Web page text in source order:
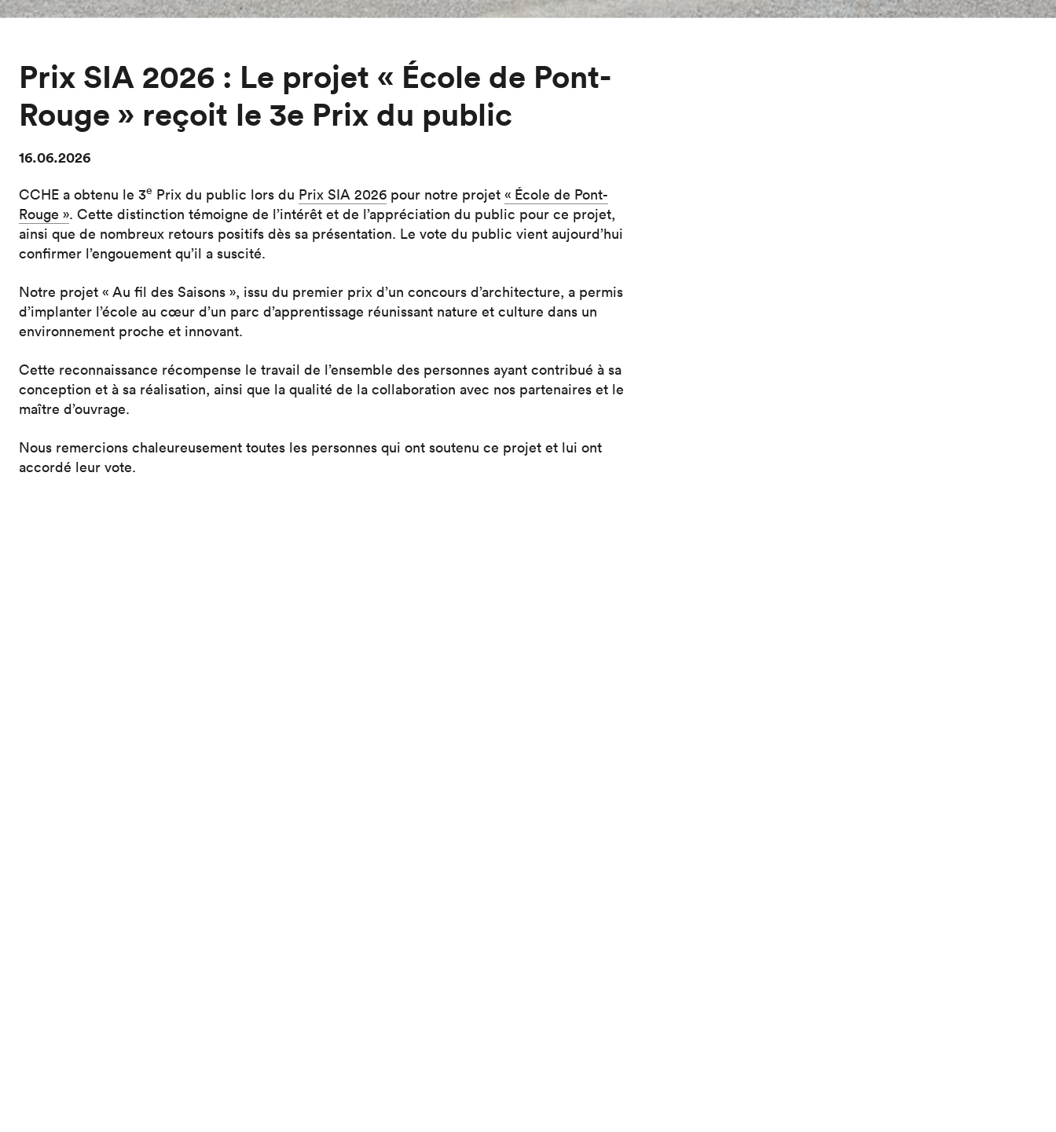
Prix SIA 2026 : Le projet « École de Pont-
Rouge » reçoit le 3e Prix du public
16.06.2026
CCHE a obtenu le 3e Prix du public lors du Prix SIA 2026 pour notre projet « École de Pont-
Rouge ». Cette distinction témoigne de l’intérêt et de l’appréciation du public pour ce projet,
ainsi que de nombreux retours positifs dès sa présentation. Le vote du public vient aujourd’hui
confirmer l’engouement qu’il a suscité.
Notre projet « Au fil des Saisons », issu du premier prix d’un concours d’architecture, a permis
d’implanter l’école au cœur d’un parc d’apprentissage réunissant nature et culture dans un
environnement proche et innovant.
Cette reconnaissance récompense le travail de l’ensemble des personnes ayant contribué à sa
conception et à sa réalisation, ainsi que la qualité de la collaboration avec nos partenaires et le
maître d’ouvrage.
Nous remercions chaleureusement toutes les personnes qui ont soutenu ce projet et lui ont
accordé leur vote.